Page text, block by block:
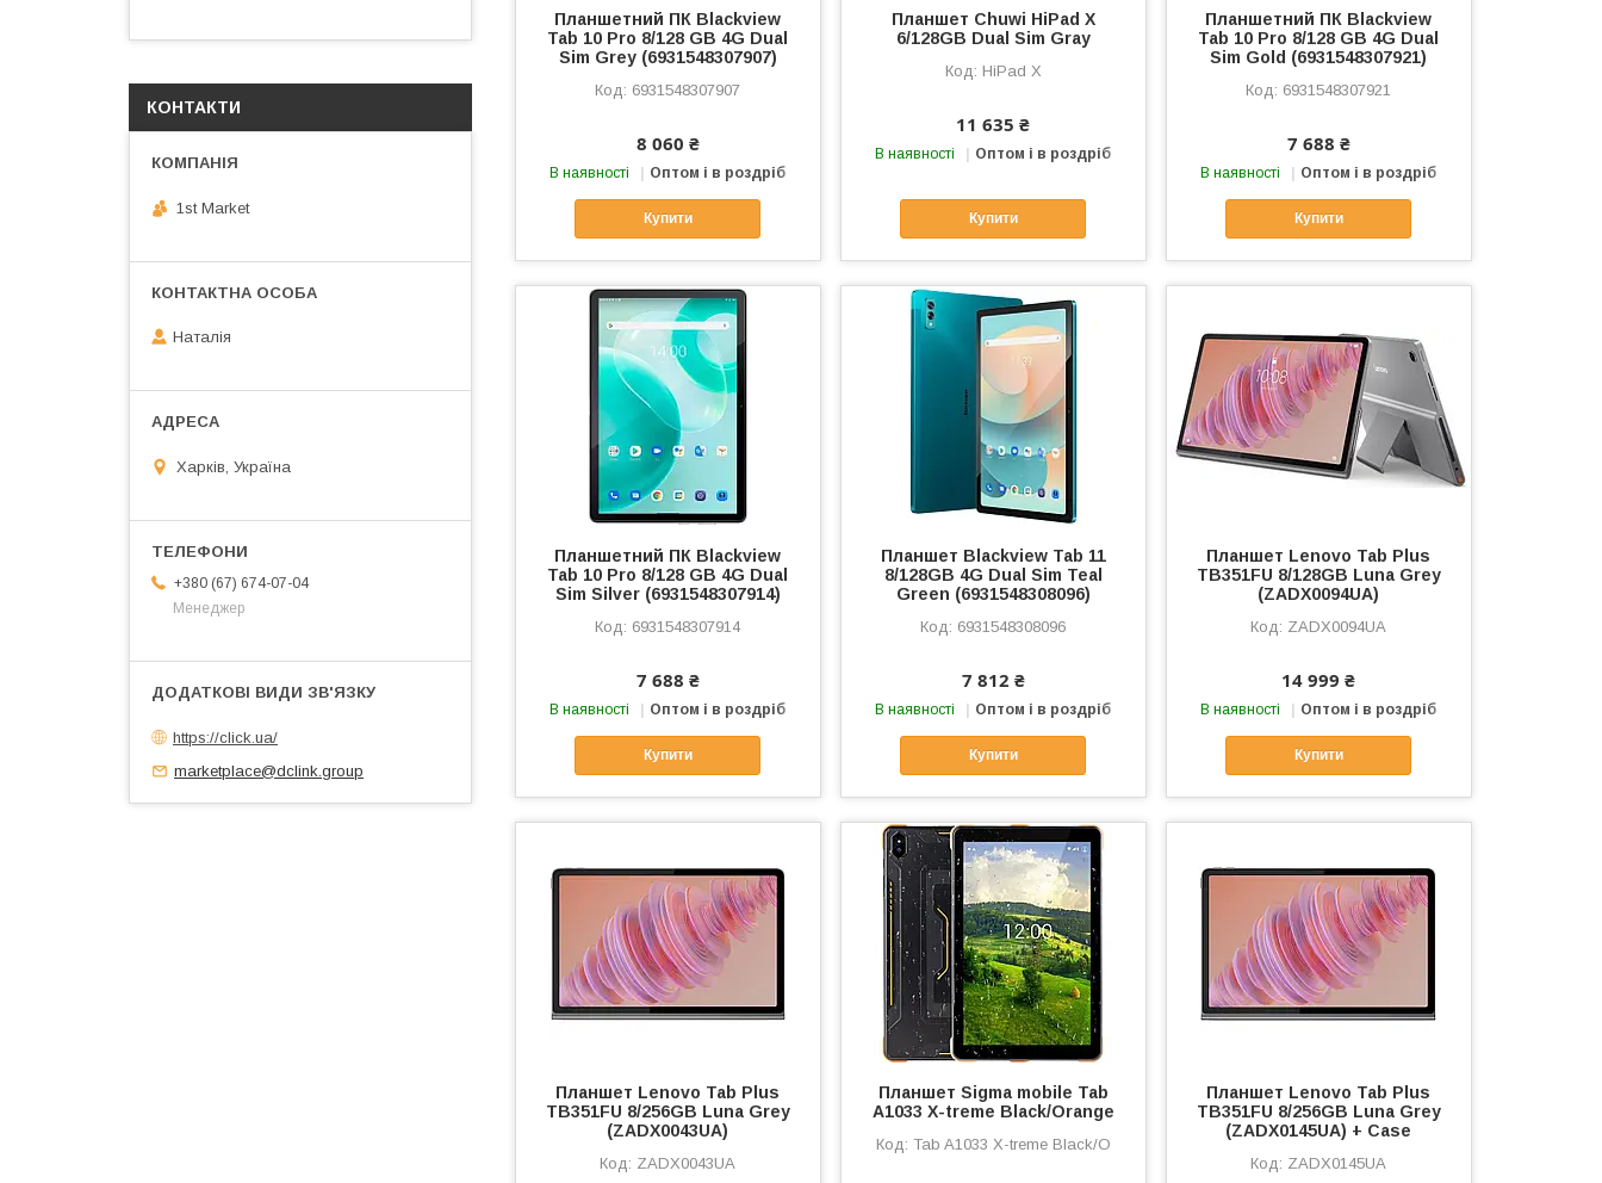
Планшетний ПК Blackview
Tab 10 Pro 8/128 GB 4G Dual
Sim Grey (6931548307907)
6931548307907
8 060 ₴
В наявності Оптом і в роздріб
Купити
Планшет Chuwi HiPad X
6/128GB Dual Sim Gray
HiPad X
11 635 ₴
В наявності Оптом і в роздріб
Купити
Планшетний ПК Blackview
Tab 10 Pro 8/128 GB 4G Dual
Sim Gold (6931548307921)
6931548307921
7 688 ₴
В наявності Оптом і в роздріб
Купити
Планшетний ПК Blackview
Tab 10 Pro 8/128 GB 4G Dual
Sim Silver (6931548307914)
6931548307914
7 688 ₴
В наявності Оптом і в роздріб
Купити
Планшет Blackview Tab 11
8/128GB 4G Dual Sim Teal
Green (6931548308096)
6931548308096
7 812 ₴
В наявності Оптом і в роздріб
Купити
Планшет Lenovo Tab Plus
TB351FU 8/128GB Luna Grey
(ZADX0094UA)
ZADX0094UA
14 999 ₴
В наявності Оптом і в роздріб
Купити
Планшет Lenovo Tab Plus
TB351FU 8/256GB Luna Grey
(ZADX0043UA)
ZADX0043UA
Планшет Sigma mobile Tab
A1033 X-treme Black/Orange
Tab A1033 X-treme Black/O
Планшет Lenovo Tab Plus
TB351FU 8/256GB Luna Grey
(ZADX0145UA) + Case
ZADX0145UA
КОНТАКТИ
1st Market
Наталія
Харків, Україна
+380 (67) 674-07-04
Менеджер
https://click.ua/
marketplace@dclink.group